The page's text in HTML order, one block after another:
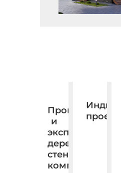
Производство
и
экспорт
деревянных
стеновых
комплектов.